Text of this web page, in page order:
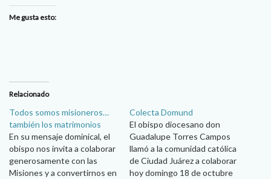
Me gusta esto:
Relacionado
Todos somos misioneros…
también los matrimonios
En su mensaje dominical, el
obispo nos invita a colaborar
generosamente con las
Misiones y a convertirnos en
Colecta Domund
El obispo diocesano don
Guadalupe Torres Campos
llamó a la comunidad católica
de Ciudad Juárez a colaborar
hoy domingo 18 de octubre